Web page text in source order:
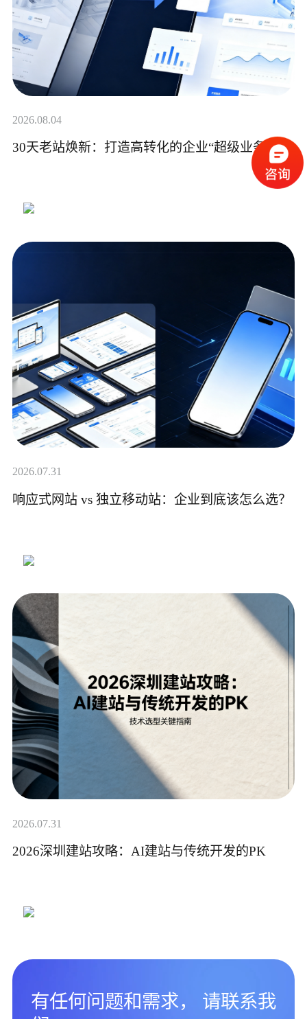
2026.08.04
30天老站焕新：打造高转化的企业“超级业务员”
2026.07.31
响应式网站 vs 独立移动站：企业到底该怎么选？
2026.07.31
2026深圳建站攻略：AI建站与传统开发的PK
有任何问题和需求， 请联系我